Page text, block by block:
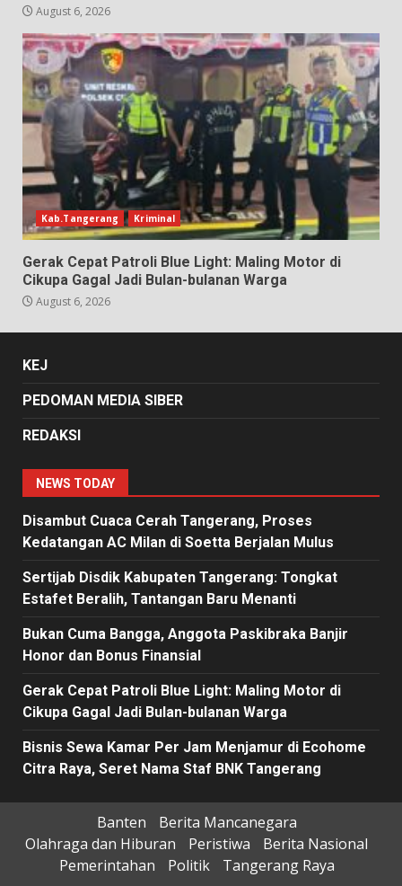
August 6, 2026
Kab.Tangerang Kriminal
Gerak Cepat Patroli Blue Light: Maling Motor di
Cikupa Gagal Jadi Bulan-bulanan Warga
August 6, 2026
KEJ
PEDOMAN MEDIA SIBER
REDAKSI
NEWS TODAY
Disambut Cuaca Cerah Tangerang, Proses
Kedatangan AC Milan di Soetta Berjalan Mulus
Sertijab Disdik Kabupaten Tangerang: Tongkat
Estafet Beralih, Tantangan Baru Menanti
Bukan Cuma Bangga, Anggota Paskibraka Banjir
Honor dan Bonus Finansial
Gerak Cepat Patroli Blue Light: Maling Motor di
Cikupa Gagal Jadi Bulan-bulanan Warga
Bisnis Sewa Kamar Per Jam Menjamur di Ecohome
Citra Raya, Seret Nama Staf BNK Tangerang
Banten
Berita Mancanegara
Olahraga dan Hiburan
Peristiwa
Berita Nasional
Pemerintahan
Politik Tangerang Raya